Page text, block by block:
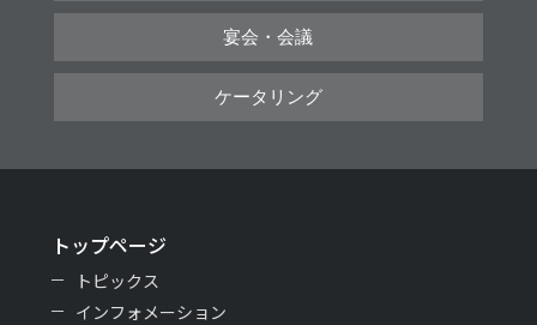
宴会・会議
ケータリング
トップページ
トピックス
インフォメーション